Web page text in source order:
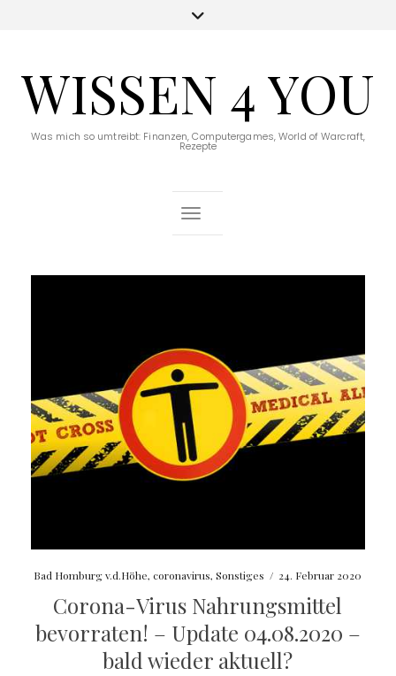
WISSEN 4 YOU
Was mich so umtreibt: Finanzen, Computergames, World of Warcraft,
Rezepte
Toggle Navigation
Bad Homburg v.d.Höhe,coronavirus,Sonstiges / 24. Februar 2020
Corona-Virus Nahrungsmittel
bevorraten! – Update 04.08.2020 –
bald wieder aktuell?